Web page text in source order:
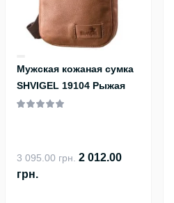
Мужская кожаная сумка
SHVIGEL 19104 Рыжая
3 095.00 грн. 2 012.00
грн.